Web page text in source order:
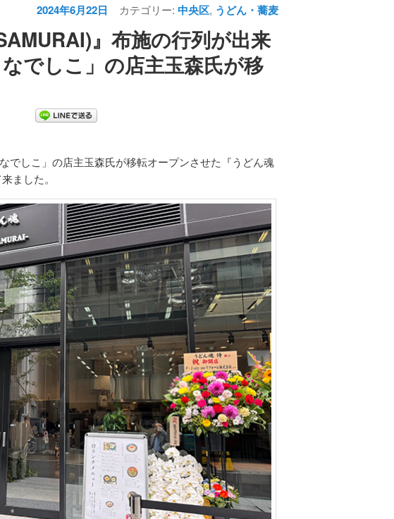
navigation
2024年6月22日 カテゴリー: 中央区, うどん・蕎麦
』布施の行列が出来
でしこ」の店主玉森氏が移
でしこ」の店主玉森氏が移転オープンさせた『うどん魂
ました。